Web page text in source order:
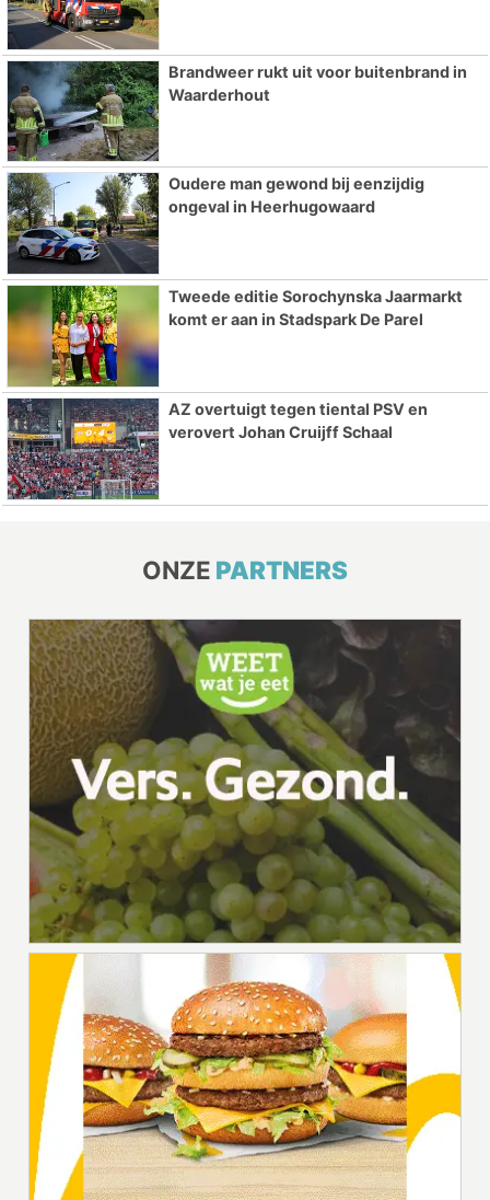
Brandweer rukt uit voor buitenbrand in
Waarderhout
Oudere man gewond bij eenzijdig
ongeval in Heerhugowaard
Tweede editie Sorochynska Jaarmarkt
komt er aan in Stadspark De Parel
AZ overtuigt tegen tiental PSV en
verovert Johan Cruijff Schaal
ONZE PARTNERS